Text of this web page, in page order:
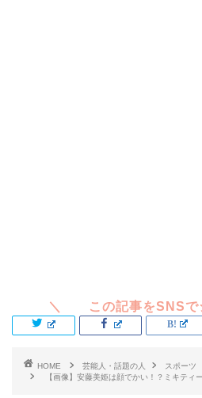
HOME 芸能人・話題の人
スポーツ
【画像】安藤美姫は顔でかい！？ミキティ